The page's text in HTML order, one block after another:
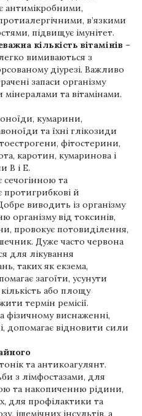
антимікробними,
в’язкими
підвищує імунітет.
кількість вітамінів –
вимиваються з
діурезі. Важливо
запаси організму
та вітамінами.
кумарини,
та їхні глікозиди
фітостерини,
каротин, кумаринова і
B і E.
та
й
виводить із організму
організму від токсинів,
провокує потовиділення,
Дуже часто червона
для лікування
таких як екзема,
загоїти, усунути
або площу
термін ремісії.
фізичному виснаженні,
допомагає відновити сили
та антикоагулянт.
з лімфостазами, для
та накопиченню рідини,
для профілактики та
ішемічних інсультів, а